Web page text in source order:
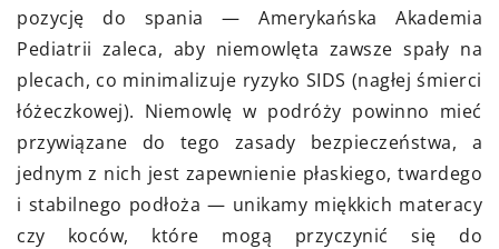
pozycję do spania — Amerykańska Akademia
Pediatrii zaleca, aby niemowlęta zawsze spały na
plecach, co minimalizuje ryzyko SIDS (nagłej śmierci
łóżeczkowej). Niemowlę w podróży powinno mieć
przywiązane do tego zasady bezpieczeństwa, a
jednym z nich jest zapewnienie płaskiego, twardego
i stabilnego podłoża — unikamy miękkich materacy
czy koców, które mogą przyczynić się do